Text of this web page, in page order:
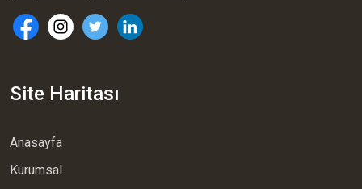
Site Haritası
Anasayfa
Kurumsal